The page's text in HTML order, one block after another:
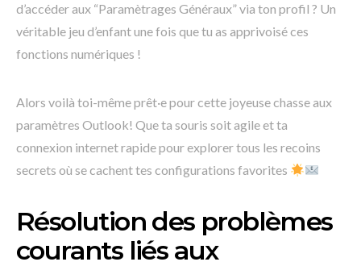
d’accéder aux “Paramètrages Généraux” via ton profil ? Un
véritable jeu d’enfant une fois que tu as apprivoisé ces
fonctions numériques !
Alors voilà toi-même prêt·e pour cette joyeuse chasse aux
paramètres Outlook! Que ta souris soit agile et ta
connexion internet rapide pour explorer tous les recoins
secrets où se cachent tes configurations favorites
Résolution des problèmes
courants liés aux